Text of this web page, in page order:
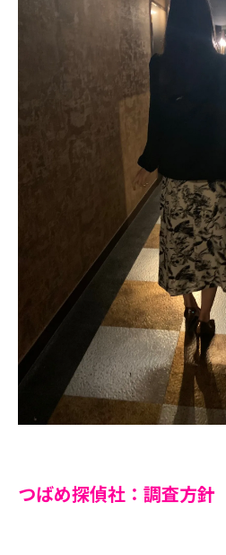
つばめ探偵社：調査方針